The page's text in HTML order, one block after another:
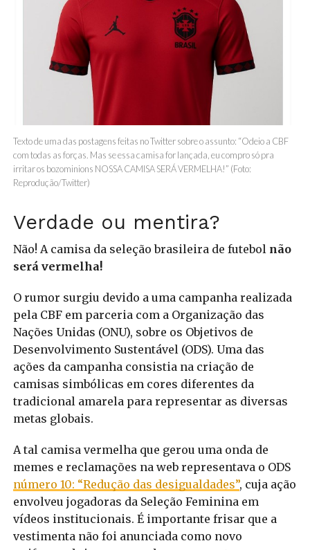
Texto de uma das postagens feitas no Twitter sobre o assunto: “Odeio a CBF
com todas as forças. Mas se essa camisa for lançada, eu compro só pra
irritar os bozominions NOSSA CAMISA SERÁ VERMELHA!” (Foto:
Reprodução/Twitter)
Verdade ou mentira?
Não! A camisa da seleção brasileira de futebol não
será vermelha!
O rumor surgiu devido a uma campanha realizada
pela CBF em parceria com a Organização das
Nações Unidas (ONU), sobre os Objetivos de
Desenvolvimento Sustentável (ODS). Uma das
ações da campanha consistia na criação de
camisas simbólicas em cores diferentes da
tradicional amarela para representar as diversas
metas globais.
A tal camisa vermelha que gerou uma onda de
memes e reclamações na web representava o ODS
número 10: “Redução das desigualdades”, cuja ação
envolveu jogadoras da Seleção Feminina em
vídeos institucionais. É importante frisar que a
vestimenta não foi anunciada como novo